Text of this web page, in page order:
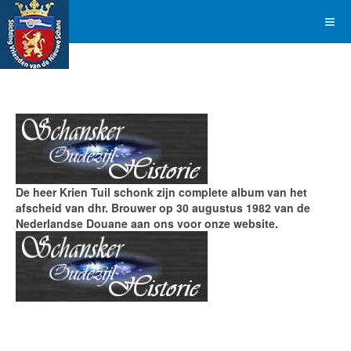
De heer Krien Tuil schonk zijn complete album van het
afscheid van dhr. Brouwer op 30 augustus 1982 van de
Nederlandse Douane aan ons voor onze website.